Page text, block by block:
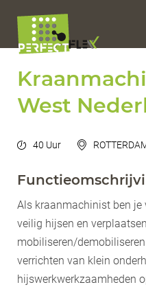
West
40 Uur
Als kraanmachinist ben
veilig hijsen en
mobiliseren/
verrichten van klein
hijswerkwerkzaamheden